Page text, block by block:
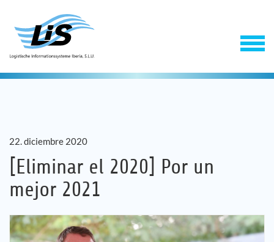
Software
Servicios
22. diciembre 2020
[Eliminar el 2020] Por un
mejor 2021